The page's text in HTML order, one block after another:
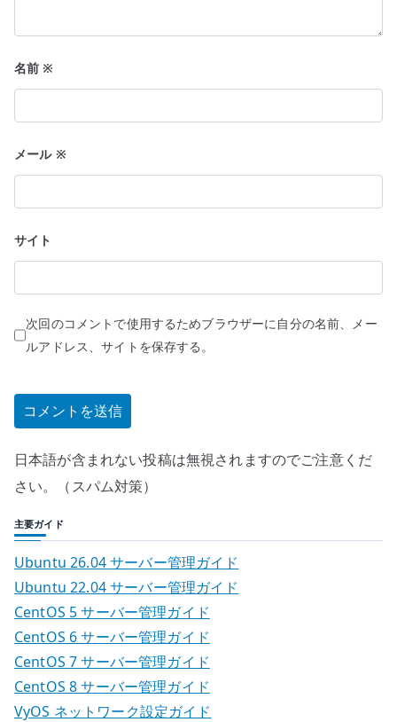
名前※
メール ※
サイト
次回のコメントで使用するためブラウザーに自分の名前、メー
ルアドレス、サイトを保存する。
日本語が含まれない投稿は無視されますのでご注意くだ
さい。（スパム対策）
主要ガイド
Ubuntu 26.04 サーバー管理ガイド
Ubuntu 22.04 サーバー管理ガイド
CentOS 5 サーバー管理ガイド
CentOS 6 サーバー管理ガイド
CentOS 7 サーバー管理ガイド
CentOS 8 サーバー管理ガイド
VyOS ネットワーク設定ガイド